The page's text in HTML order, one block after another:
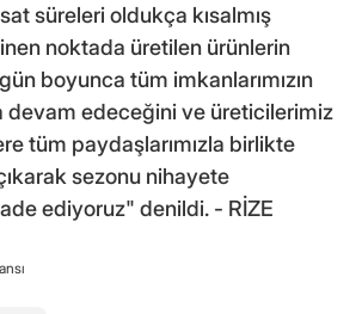
süreleri oldukça kısalmış
noktada üretilen ürünlerin
boyunca tüm imkanlarımızın
devam edeceğini ve üreticilerimiz
tüm paydaşlarımızla birlikte
sezonu nihayete
ediyoruz" denildi. - RİZE